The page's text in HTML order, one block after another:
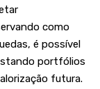
como
é possível
portfólios
futura.